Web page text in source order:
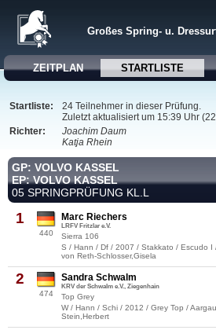
Großes Spring- u.
ZEITPLAN STARTLISTE
Startliste:
24 Teilnehmer in dieser Prüfung.
Zuletzt aktualisiert um 15:39 Uhr
Richter:
Joachim Daum
Katja Rhein
GP: VOLVO KASSEL
EP: VOLVO KASSEL
05 SPRINGPRÜFUNG KL.L
1
440
Marc Riechers
LRFV Fritzlar e.V.
Sierra 106
S / Hann / Df / 2007 / Stakkato / Escudo I
von Reth-Schlosser,Gisela
2
474
Sandra Schwalm
KRV der Schwalm e.V., Ziegenhain
Top Grey
W / Hann / Schi / 2012 / Grey Top /
Stein,Herbert